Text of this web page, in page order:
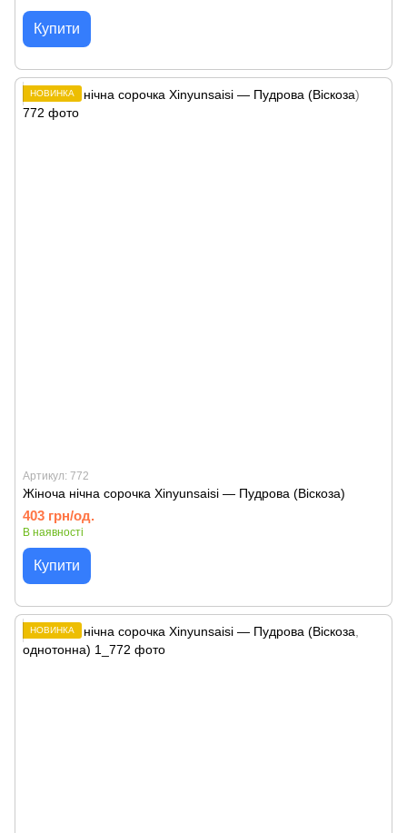
Купити
НОВИНКА
Артикул: 772
Жіноча нічна сорочка Xinyunsaisi — Пудрова (Віскоза)
403 грн/од.
В наявності
Купити
НОВИНКА